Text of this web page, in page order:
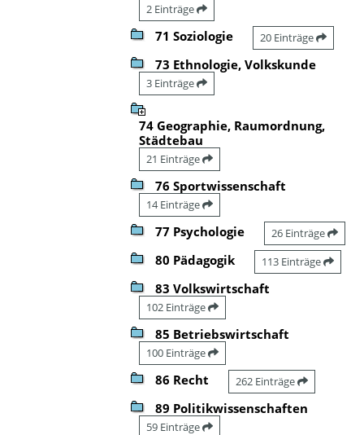
2 Einträge
71 Soziologie 20 Einträge
73 Ethnologie, Volkskunde
3 Einträge
74 Geographie, Raumordnung,
Städtebau
21 Einträge
76 Sportwissenschaft
14 Einträge
77 Psychologie 26 Einträge
80 Pädagogik 113 Einträge
83 Volkswirtschaft
102 Einträge
85 Betriebswirtschaft
100 Einträge
86 Recht 262 Einträge
89 Politikwissenschaften
59 Einträge